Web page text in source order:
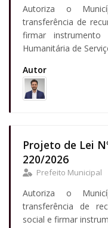
Autoriza o
transferência de
firmar
Humanitária de
Autor
Projeto de Lei
220/2026
Prefeito Municipal
Autoriza o
transferência de
social e firmar